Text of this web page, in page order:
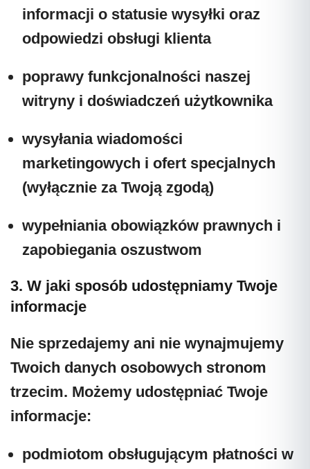
informacji o statusie wysyłki oraz
odpowiedzi obsługi klienta
poprawy funkcjonalności naszej
witryny i doświadczeń użytkownika
wysyłania wiadomości
marketingowych i ofert specjalnych
(wyłącznie za Twoją zgodą)
wypełniania obowiązków prawnych i
zapobiegania oszustwom
3. W jaki sposób udostępniamy Twoje
informacje
Nie sprzedajemy ani nie wynajmujemy
Twoich danych osobowych stronom
trzecim. Możemy udostępniać Twoje
informacje:
podmiotom obsługującym płatności w